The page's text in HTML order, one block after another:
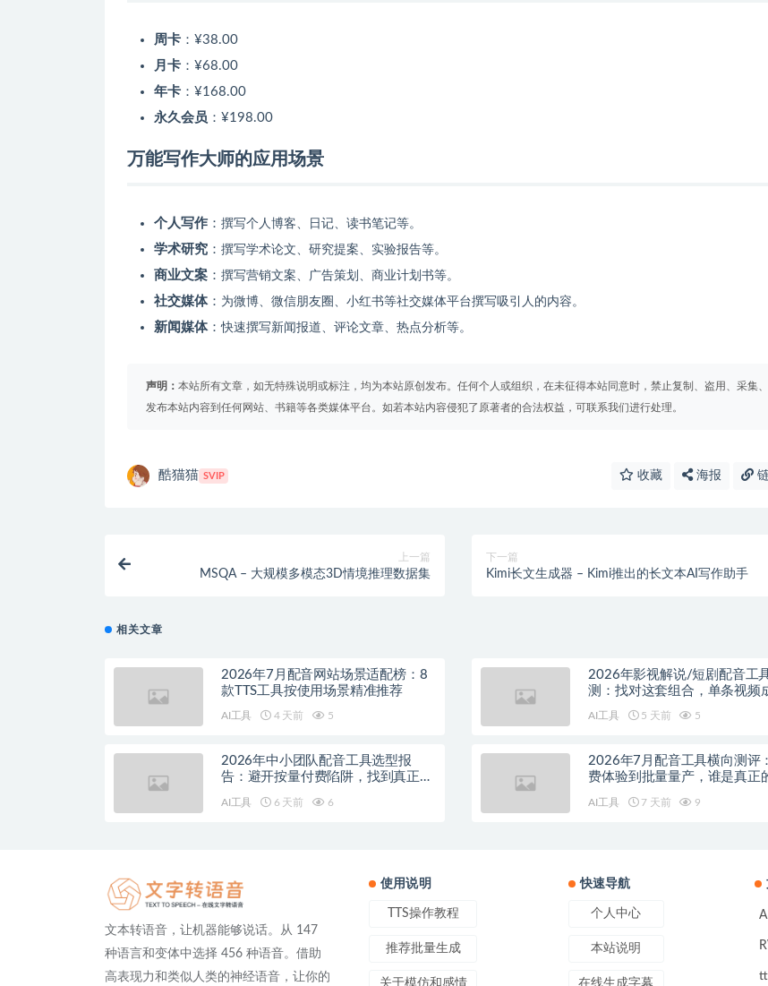
周卡 ： ¥38.00
月卡 ： ¥68.00
年卡 ： ¥168.00
永久会员 ： ¥198.00
万能写作大师的应用场景
个人写作 ： 撰写个人博客、日记、读书笔记等。
学术研究 ： 撰写学术论文、研究提案、实验报告等。
商业文案 ： 撰写营销文案、广告策划、商业计划书等。
社交媒体： 为微博、微信朋友圈、小红书等社交媒体平台撰写吸引人的内容。
新闻媒体：快速撰写新闻报道、评论文章、热点分析等。
声明： 本站所有文章，如无特殊说明或标注，均为本站原创发布。任何个人或组织，在未征得本站同意时，禁止复制、盗用、采集、
发布本站内容到任何网站、书籍等各类媒体平台。如若本站内容侵犯了原著者的合法权益，可联系我们进行处理。
酷猫猫 SVIP 收藏 海报
上一篇
MSQA – 大规模多模态3D情境推理数据集
下一篇
Kimi长文生成器 – Kimi推出的长文本AI写作助手
相关文章
2026年7月配音网站场景适配榜：8
款TTS工具按使用场景精准推荐
AI工具 4 天前 5
2026年影视解说/短剧配音工
测：找对这套组合，单条视频
AI工具 5 天前 5
2026年中小团队配音工具选型报
告：避开按量付费陷阱，找到真正的
AI工具 6 天前 6
2026年7月配音工具横向测评
费体验到批量量产，谁是真正
AI工具 7 天前 9
文本转语音，让机器能够说话。从 147
种语言和变体中选择 456 种语音。借助
高表现力和类似人类的神经语音，让你的
使用说明
TTS操作教程
推荐批量生成
关于模仿和感情
快速导航
个人中心
本站说明
在线生成字幕